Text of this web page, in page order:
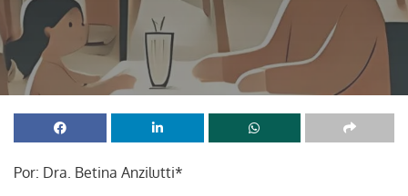
Por: Dra. Betina Anzilutti*